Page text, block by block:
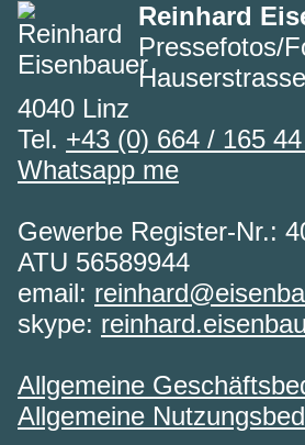
Reinhard
Pressefotos/
4040 Linz
Tel. +43 (0) 664 / 165
Whatsapp me
Gewerbe Register-Nr.:
ATU 56589944
email:
skype:
Allgemeine
Allgemeine